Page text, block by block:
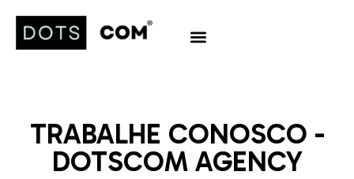
TRABALHE CONOSCO -
DOTSCOM AGENCY